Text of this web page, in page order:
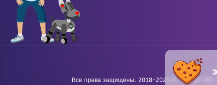
Все права защищены. 2018-2026 © «ШАЯН ТВ».